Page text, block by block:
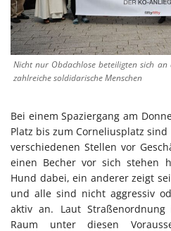
Nicht nur Obdachlose beteiligten sich
zahlreiche soldidarische Menschen
Bei einem Spaziergang am
Platz bis zum Corneliusplatz
verschiedenen Stellen vor
einen Becher vor sich stehen
Hund dabei, ein anderer zeigt
und alle sind nicht aggressiv
aktiv an. Laut
Raum unter diesen